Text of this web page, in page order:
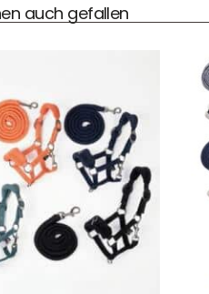
auch gefallen
aus Haan, wir versenden mit